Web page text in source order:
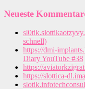
Neueste
schnell)
https://dmi-
Diary YouTube #38
https://
https://slottica-